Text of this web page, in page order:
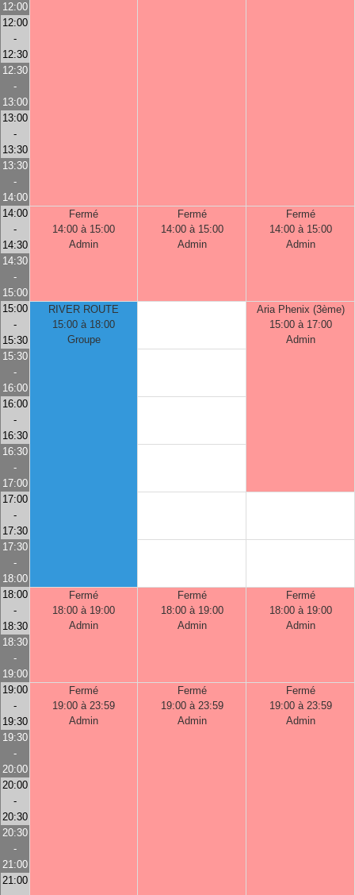
12:00
12:00
-
12:30
12:30
-
13:00
13:00
-
13:30
13:30
-
14:00
14:00
-
14:30
Fermé
14:00 à 15:00
Admin
Fermé
14:00 à 15:00
Admin
Fermé
14:00 à 15:00
Admin
14:30
-
15:00
15:00
-
15:30
RIVER ROUTE
15:00 à 18:00
Groupe
Aria Phenix (3ème)
15:00 à 17:00
Admin
15:30
-
16:00
16:00
-
16:30
16:30
-
17:00
17:00
-
17:30
17:30
-
18:00
18:00
-
18:30
Fermé
18:00 à 19:00
Admin
Fermé
18:00 à 19:00
Admin
Fermé
18:00 à 19:00
Admin
18:30
-
19:00
19:00
-
19:30
Fermé
19:00 à 23:59
Admin
Fermé
19:00 à 23:59
Admin
Fermé
19:00 à 23:59
Admin
19:30
-
20:00
20:00
-
20:30
20:30
-
21:00
21:00